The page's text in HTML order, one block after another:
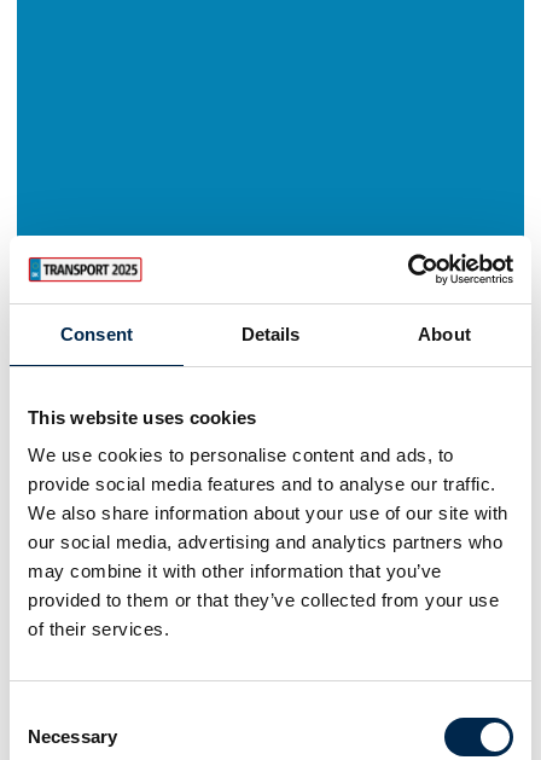
Consent Details About
This website uses cookies
We use cookies to personalise content and ads, to
provide social media features and to analyse our traffic.
We also share information about your use of our site with
our social media, advertising and analytics partners who
may combine it with other information that you’ve
provided to them or that they’ve collected from your use
of their services.
Selection
Necessary